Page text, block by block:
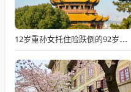
12岁重孙女托住险跌倒的92岁太爷爷